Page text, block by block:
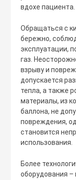
вдохе пациента.
Обращаться с
бережно,
эксплуатации,
газ.
взрыву и
допускается
тепла, а также
материалы, из
баллона, не
повреждения,
становится
использования.
Более
оборудования